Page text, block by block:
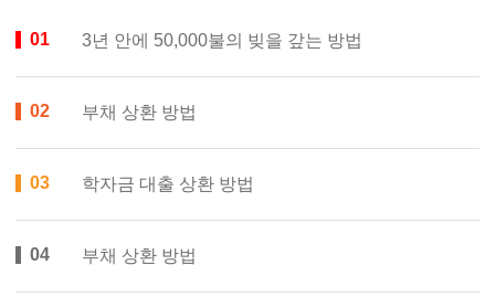
3년 안에 50,000불의 빚을 갚는 방법
부채 상환 방법
학자금 대출 상환 방법
부채 상환 방법